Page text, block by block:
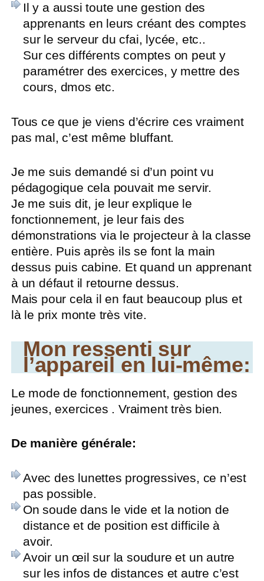
Il y a aussi toute une gestion des
apprenants en leurs créant des comptes
sur le serveur du cfai, lycée, etc..
Sur ces différents comptes on peut y
paramétrer des exercices, y mettre des
cours, dmos etc.
Tous ce que je viens d’écrire ces vraiment
pas mal, c’est même bluffant.
Je me suis demandé si d’un point vu
pédagogique cela pouvait me servir.
Je me suis dit, je leur explique le
fonctionnement, je leur fais des
démonstrations via le projecteur à la classe
entière. Puis après ils se font la main
dessus puis cabine. Et quand un apprenant
à un défaut il retourne dessus.
Mais pour cela il en faut beaucoup plus et
là le prix monte très vite.
Mon ressenti sur
l’appareil en lui-même:
Le mode de fonctionnement, gestion des
jeunes, exercices . Vraiment très bien.
De manière générale:
Avec des lunettes progressives, ce n’est
pas possible.
On soude dans le vide et la notion de
distance et de position est difficile à
avoir.
Avoir un œil sur la soudure et un autre
sur les infos de distances et autre c’est